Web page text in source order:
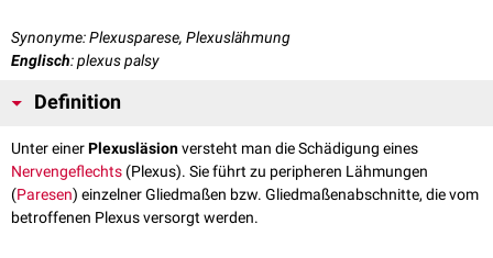
Synonyme: Plexusparese, Plexuslähmung
Englisch: plexus palsy
Definition
Unter einerPlexusläsionversteht man die Schädigung eines
Nervengeflechts (Plexus). Sie führt zu peripheren Lähmungen
(Paresen) einzelner Gliedmaßen bzw. Gliedmaßenabschnitte, die vom
betroffenen Plexus versorgt werden.